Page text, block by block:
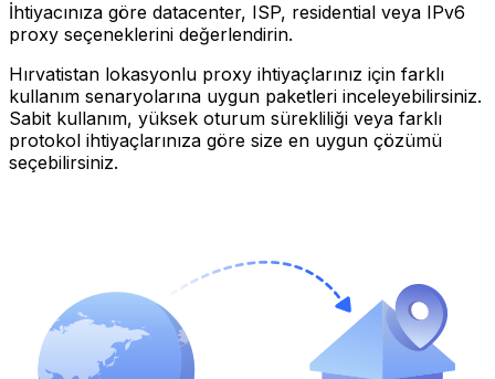
İhtiyacınıza göre datacenter, ISP, residential veya IPv6
proxy seçeneklerini değerlendirin.
Hırvatistan lokasyonlu proxy ihtiyaçlarınız için farklı
kullanım senaryolarına uygun paketleri inceleyebilirsiniz.
Sabit kullanım, yüksek oturum sürekliliği veya farklı
protokol ihtiyaçlarınıza göre size en uygun çözümü
seçebilirsiniz.